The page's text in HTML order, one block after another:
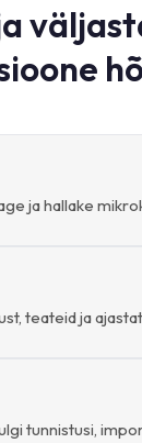
ja hallake
teateid ja
tunnistusi,